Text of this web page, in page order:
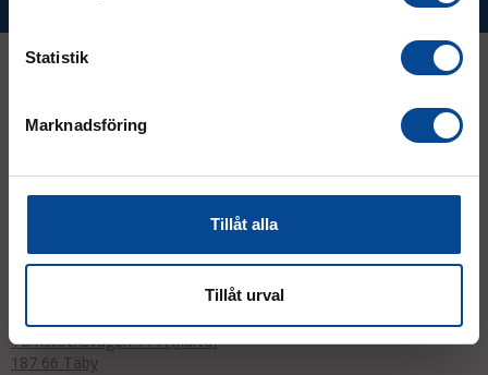
Statistik
Marknadsföring
Tillåt alla
Tillåt urval
Kontakt
08 - 544 401 50
order@micrologistic.com
Tumstocksvägen 11 A (karta)
187 66 Täby